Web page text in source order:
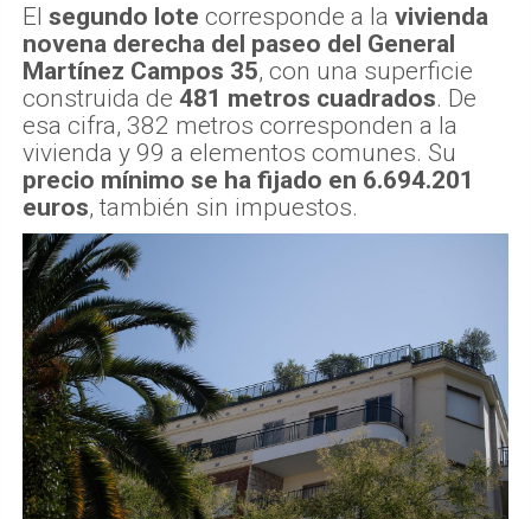
El segundo lote corresponde a la vivienda
novena derecha del paseo del General
Martínez Campos 35, con una superficie
construida de 481 metros cuadrados. De
esa cifra, 382 metros corresponden a la
vivienda y 99 a elementos comunes. Su
precio mínimo se ha fijado en 6.694.201
euros, también sin impuestos.